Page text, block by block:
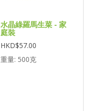
水晶綠羅馬生菜 - 家
庭裝
HKD$57.00
重量: 500克